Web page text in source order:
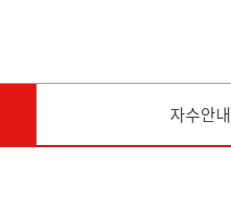
자수안내